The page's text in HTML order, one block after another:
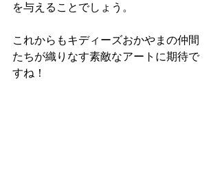
を与えることでしょう。
これからもキディーズおかやまの仲間
たちが織りなす素敵なアートに期待で
すね！